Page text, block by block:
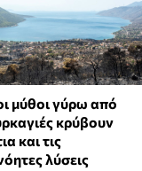
μύθοι γύρω από
κρύβουν
και τις
λύσεις